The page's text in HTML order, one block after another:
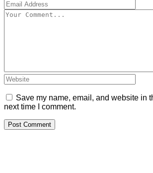
Save my name, email, and website in
next time I comment.